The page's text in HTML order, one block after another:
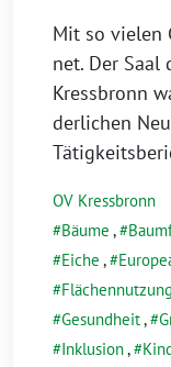
Mit so vie­len
net. Der Saal
Kressbronn
der­li­chen
OV Kressbronn
Bäume ,
Eiche ,
Gesundheit,
Inklusion,